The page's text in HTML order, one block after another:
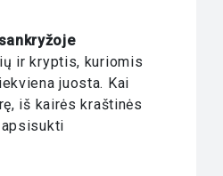
ir kryptis, kuriomis
juosta. Kai
iš kairės kraštinės